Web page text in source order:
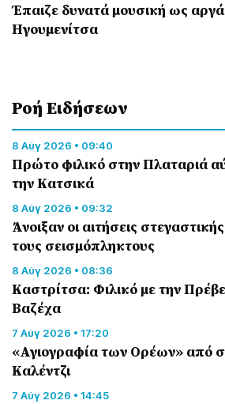
Έπαιζε δυνατά μουσική ως
Ηγουμενίτσα
Ροή Eιδήσεων
8 Αύγ 2026 • 09:40
Πρώτο φιλικό στην Πλαταριά
την Κατσικά
8 Αύγ 2026 • 09:32
Άνοιξαν οι αιτήσεις
τους σεισμόπληκτους
8 Αύγ 2026 • 08:36
Καστρίτσα: Φιλικό με την
Βαζέχα
7 Αύγ 2026 • 17:20
«Αγιογραφία των Ορέων» από
Καλέντζι
7 Αύγ 2026 • 14:45